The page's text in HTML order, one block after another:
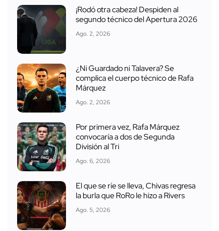
¡Rodó otra cabeza! Despiden al
segundo técnico del Apertura 2026
Ago. 2, 2026
¿Ni Guardado ni Talavera? Se
complica el cuerpo técnico de Rafa
Márquez
Ago. 2, 2026
Por primera vez, Rafa Márquez
convocaría a dos de Segunda
División al Tri
Ago. 6, 2026
El que se ríe se lleva, Chivas regresa
la burla que RoRo le hizo a Rivers
Ago. 5, 2026